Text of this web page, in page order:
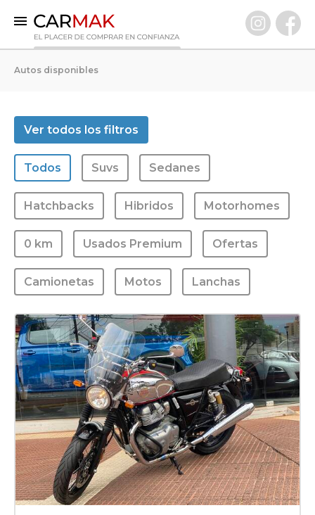
0 KM
Usados Premium
VENDÉ TU AUTO
CLIENTES
PREGUNTAS FRECUENTES
GARANTÍA CARMAK
CONOCÉ CARMAK
Autos disponibles
Ver todos los filtros
Todos Suvs Sedanes
Hatchbacks Hibridos Motorhomes
0 km Usados Premium Ofertas
Camionetas Motos Lanchas